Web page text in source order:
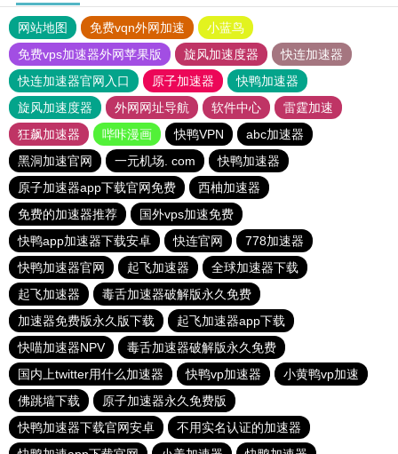
网站地图 免费vqn外网加速
小蓝鸟
免费vps加速器外网苹果版
旋风加速度器
快连加速器
快连加速器官网入口
原子加速器
快鸭加速器
旋风加速度器
外网网址导航 软件中心
雷霆加速
狂飙加速器
哔咔漫画 快鸭VPN
abc加速器
黑洞加速官网
一元机场. com
快鸭加速器
原子加速器app下载官网免费
西柚加速器
免费的加速器推荐
国外vps加速免费
快鸭app加速器下载安卓
快连官网
778加速器
快鸭加速器官网
起飞加速器
全球加速器下载
起飞加速器
毒舌加速器破解版永久免费
加速器免费版永久版下载
起飞加速器app下载
快喵加速器NPV
毒舌加速器破解版永久免费
国内上twitter用什么加速器
快鸭vp加速器
小黄鸭vp加速
佛跳墙下载
原子加速器永久免费版
快鸭加速器下载官网安卓
不用实名认证的加速器